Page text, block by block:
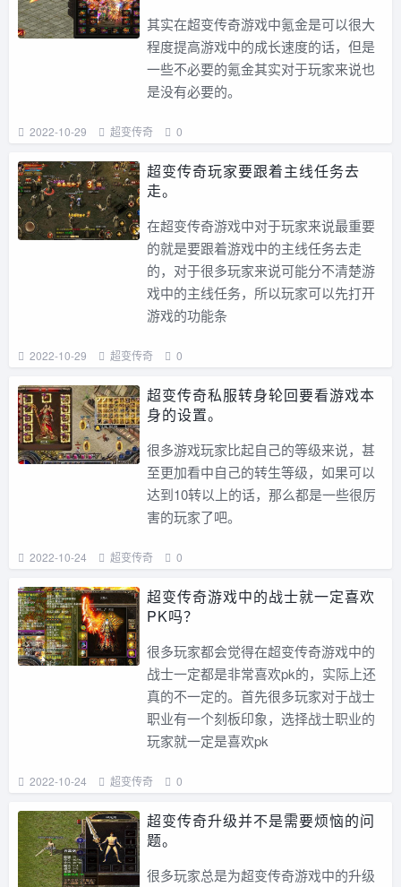
其实在超变传奇游戏中氪金是可以很大
程度提高游戏中的成长速度的话，但是
一些不必要的氪金其实对于玩家来说也
是没有必要的。
2022-10-29 超变传奇 0
超变传奇玩家要跟着主线任务去
走。
在超变传奇游戏中对于玩家来说最重要
的就是要跟着游戏中的主线任务去走
的，对于很多玩家来说可能分不清楚游
戏中的主线任务，所以玩家可以先打开
游戏的功能条
2022-10-29 超变传奇 0
超变传奇私服转身轮回要看游戏本
身的设置。
很多游戏玩家比起自己的等级来说，甚
至更加看中自己的转生等级，如果可以
达到10转以上的话，那么都是一些很厉
害的玩家了吧。
2022-10-24 超变传奇 0
超变传奇游戏中的战士就一定喜欢
PK吗？
很多玩家都会觉得在超变传奇游戏中的
战士一定都是非常喜欢pk的，实际上还
真的不一定的。首先很多玩家对于战士
职业有一个刻板印象，选择战士职业的
玩家就一定是喜欢pk
2022-10-24 超变传奇 0
超变传奇升级并不是需要烦恼的问
题。
很多玩家总是为超变传奇游戏中的升级